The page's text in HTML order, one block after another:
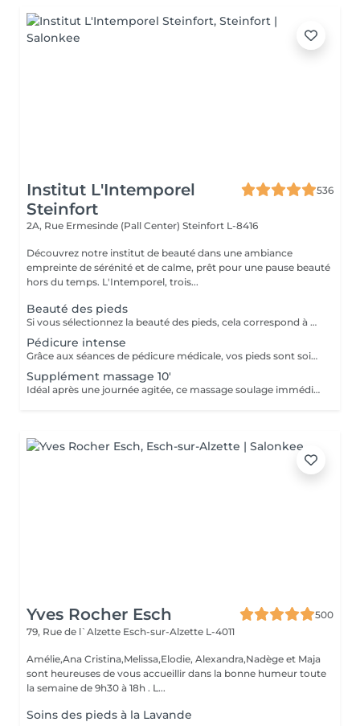
Institut L'Intemporel
Steinfort
536
2A, Rue Ermesinde (Pall Center) Steinfort L-8416
Découvrez notre institut de beauté dans une ambiance
empreinte de sérénité et de calme, prêt pour une pause beauté
hors du temps. L'Intemporel, trois...
Beauté des pieds
Si vous sélectionnez la beauté des pieds, cela correspond à couper et limer les ongles, repousser et couper mes cuticules, râper et masser les pieds. Si vous avez des soucis tels que : cors, ongles incarnés, ongles épaissis, mycoses ou tout autre douleur spécifique merci de sélectionner la pédicure qui est médicale.
Pédicure intense
Grâce aux séances de pédicure médicale, vos pieds sont soignés et traités en profondeur. En termes de soins de soi, les pieds sont souvent la partie du corps oubliée. C'est pourtant l'une de celles qui subit le plus votre quotidien. Ongles incarnés, cors, durillons et autres crevasses, sont des sources d'inconfort qui peuvent aisément être évitées si un soin est apporté assez tôt . Nos séances de pédicure médicale vous permettent une prise en charge complète de vos pieds. Du soin d'entretien au traitement plus profond, vos pieds sont massés, traités et soignés avec toute l'expertise de nos pédicures. Conseillée toutes les 4 semaines.
Supplément massage 10'
Idéal après une journée agitée, ce massage soulage immédiatement vos pieds.
Yves Rocher Esch
500
79, Rue de l`Alzette Esch-sur-Alzette L-4011
Amélie,Ana Cristina,Melissa,Elodie, Alexandra,Nadège et Maja
sont heureuses de vous accueillir dans la bonne humeur toute
la semaine de 9h30 à 18h . L...
Soins des pieds à la Lavande